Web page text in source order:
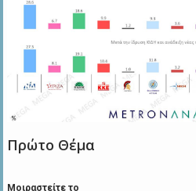
Πρώτο Θέμα
Μοιραστείτε το